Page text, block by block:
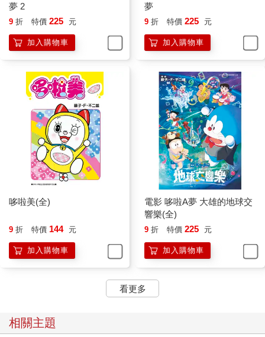
夢 2
9 折 特價 225 元
加入購物車
夢
9 折 特價 225 元
加入購物車
哆啦美(全)
9 折 特價 144 元
加入購物車
電影 哆啦A夢 大雄的地球交
響樂(全)
9 折 特價 225 元
加入購物車
看更多
相關主題